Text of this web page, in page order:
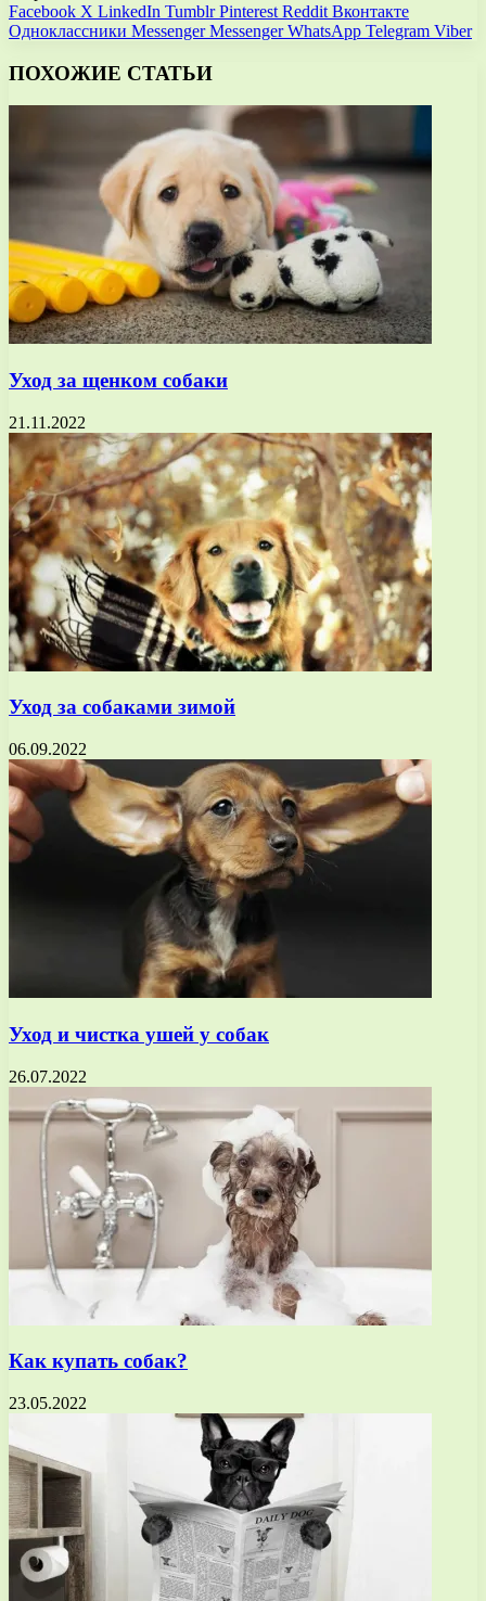
Facebook X LinkedIn Tumblr Pinterest Reddit Вконтакте
Одноклассники Messenger Messenger WhatsApp Telegram Viber
ПОХОЖИЕ СТАТЬИ
Уход за щенком собаки
21.11.2022
Уход за собаками зимой
06.09.2022
Уход и чистка ушей у собак
26.07.2022
Как купать собак?
23.05.2022